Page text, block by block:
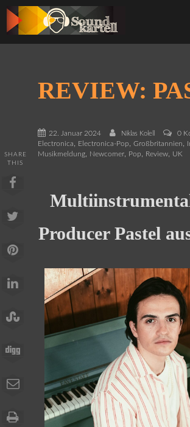
REVIEW:
22. Januar 2024 Niklas Kolell
0
Electronica, Electronica-Pop, Großbritannien,
Musikmeldung, Newcomer, Pop, Review, UK
SHARE
THIS
Producer Pastel